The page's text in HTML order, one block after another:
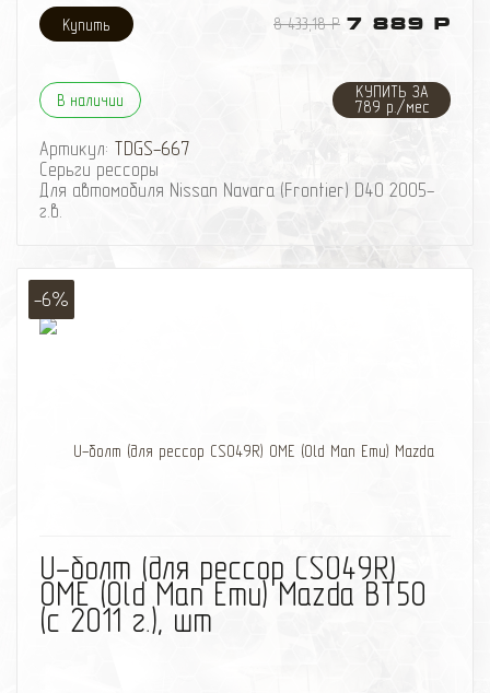
8 433,18 Р 7 889 Р
В наличии
КУПИТЬ ЗА
789 р./мес
Артикул: TDGS-667
Cерьги рессоры
Для автомобиля Nissan Navara (Frontier) D40 2005-
г.в.
-6%
U-болт (для рессор CS049R)
OME (Old Man Emu) Mazda BT50
(с 2011 г.), шт